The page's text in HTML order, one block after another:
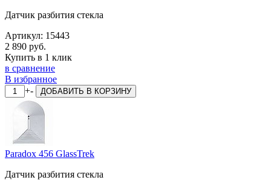
Датчик разбития стекла
Артикул: 15443
2 890 руб.
Купить в 1 клик
в сравнение
В избранное
+- ДОБАВИТЬ В КОРЗИНУ
Paradox 456 GlassTrek
Датчик разбития стекла